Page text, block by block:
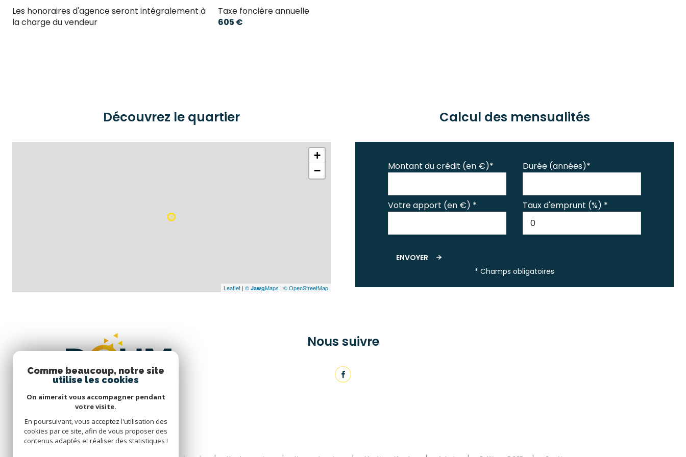
bureau
Les honoraires d'agence seront intégralement à
la charge du vendeur
Taxe foncière annuelle
605 €
Découvrez le quartier
+
−
Leaflet | © JawgMaps | © OpenStreetMap
Calcul des mensualités
Montant du crédit (en €)* Durée (années)*
Votre apport (en €) * Taux d'emprunt (%) *
ENVOYER
* Champs obligatoires
Nous suivre
Comme beaucoup, notre site
utilise les cookies
On aimerait vous accompagner pendant
votre visite.
En poursuivant, vous acceptez l'utilisation des
cookies par ce site, afin de vous proposer des
contenus adaptés et réaliser des statistiques !